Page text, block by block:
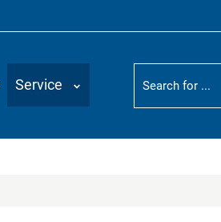
Service
Suchbegriff